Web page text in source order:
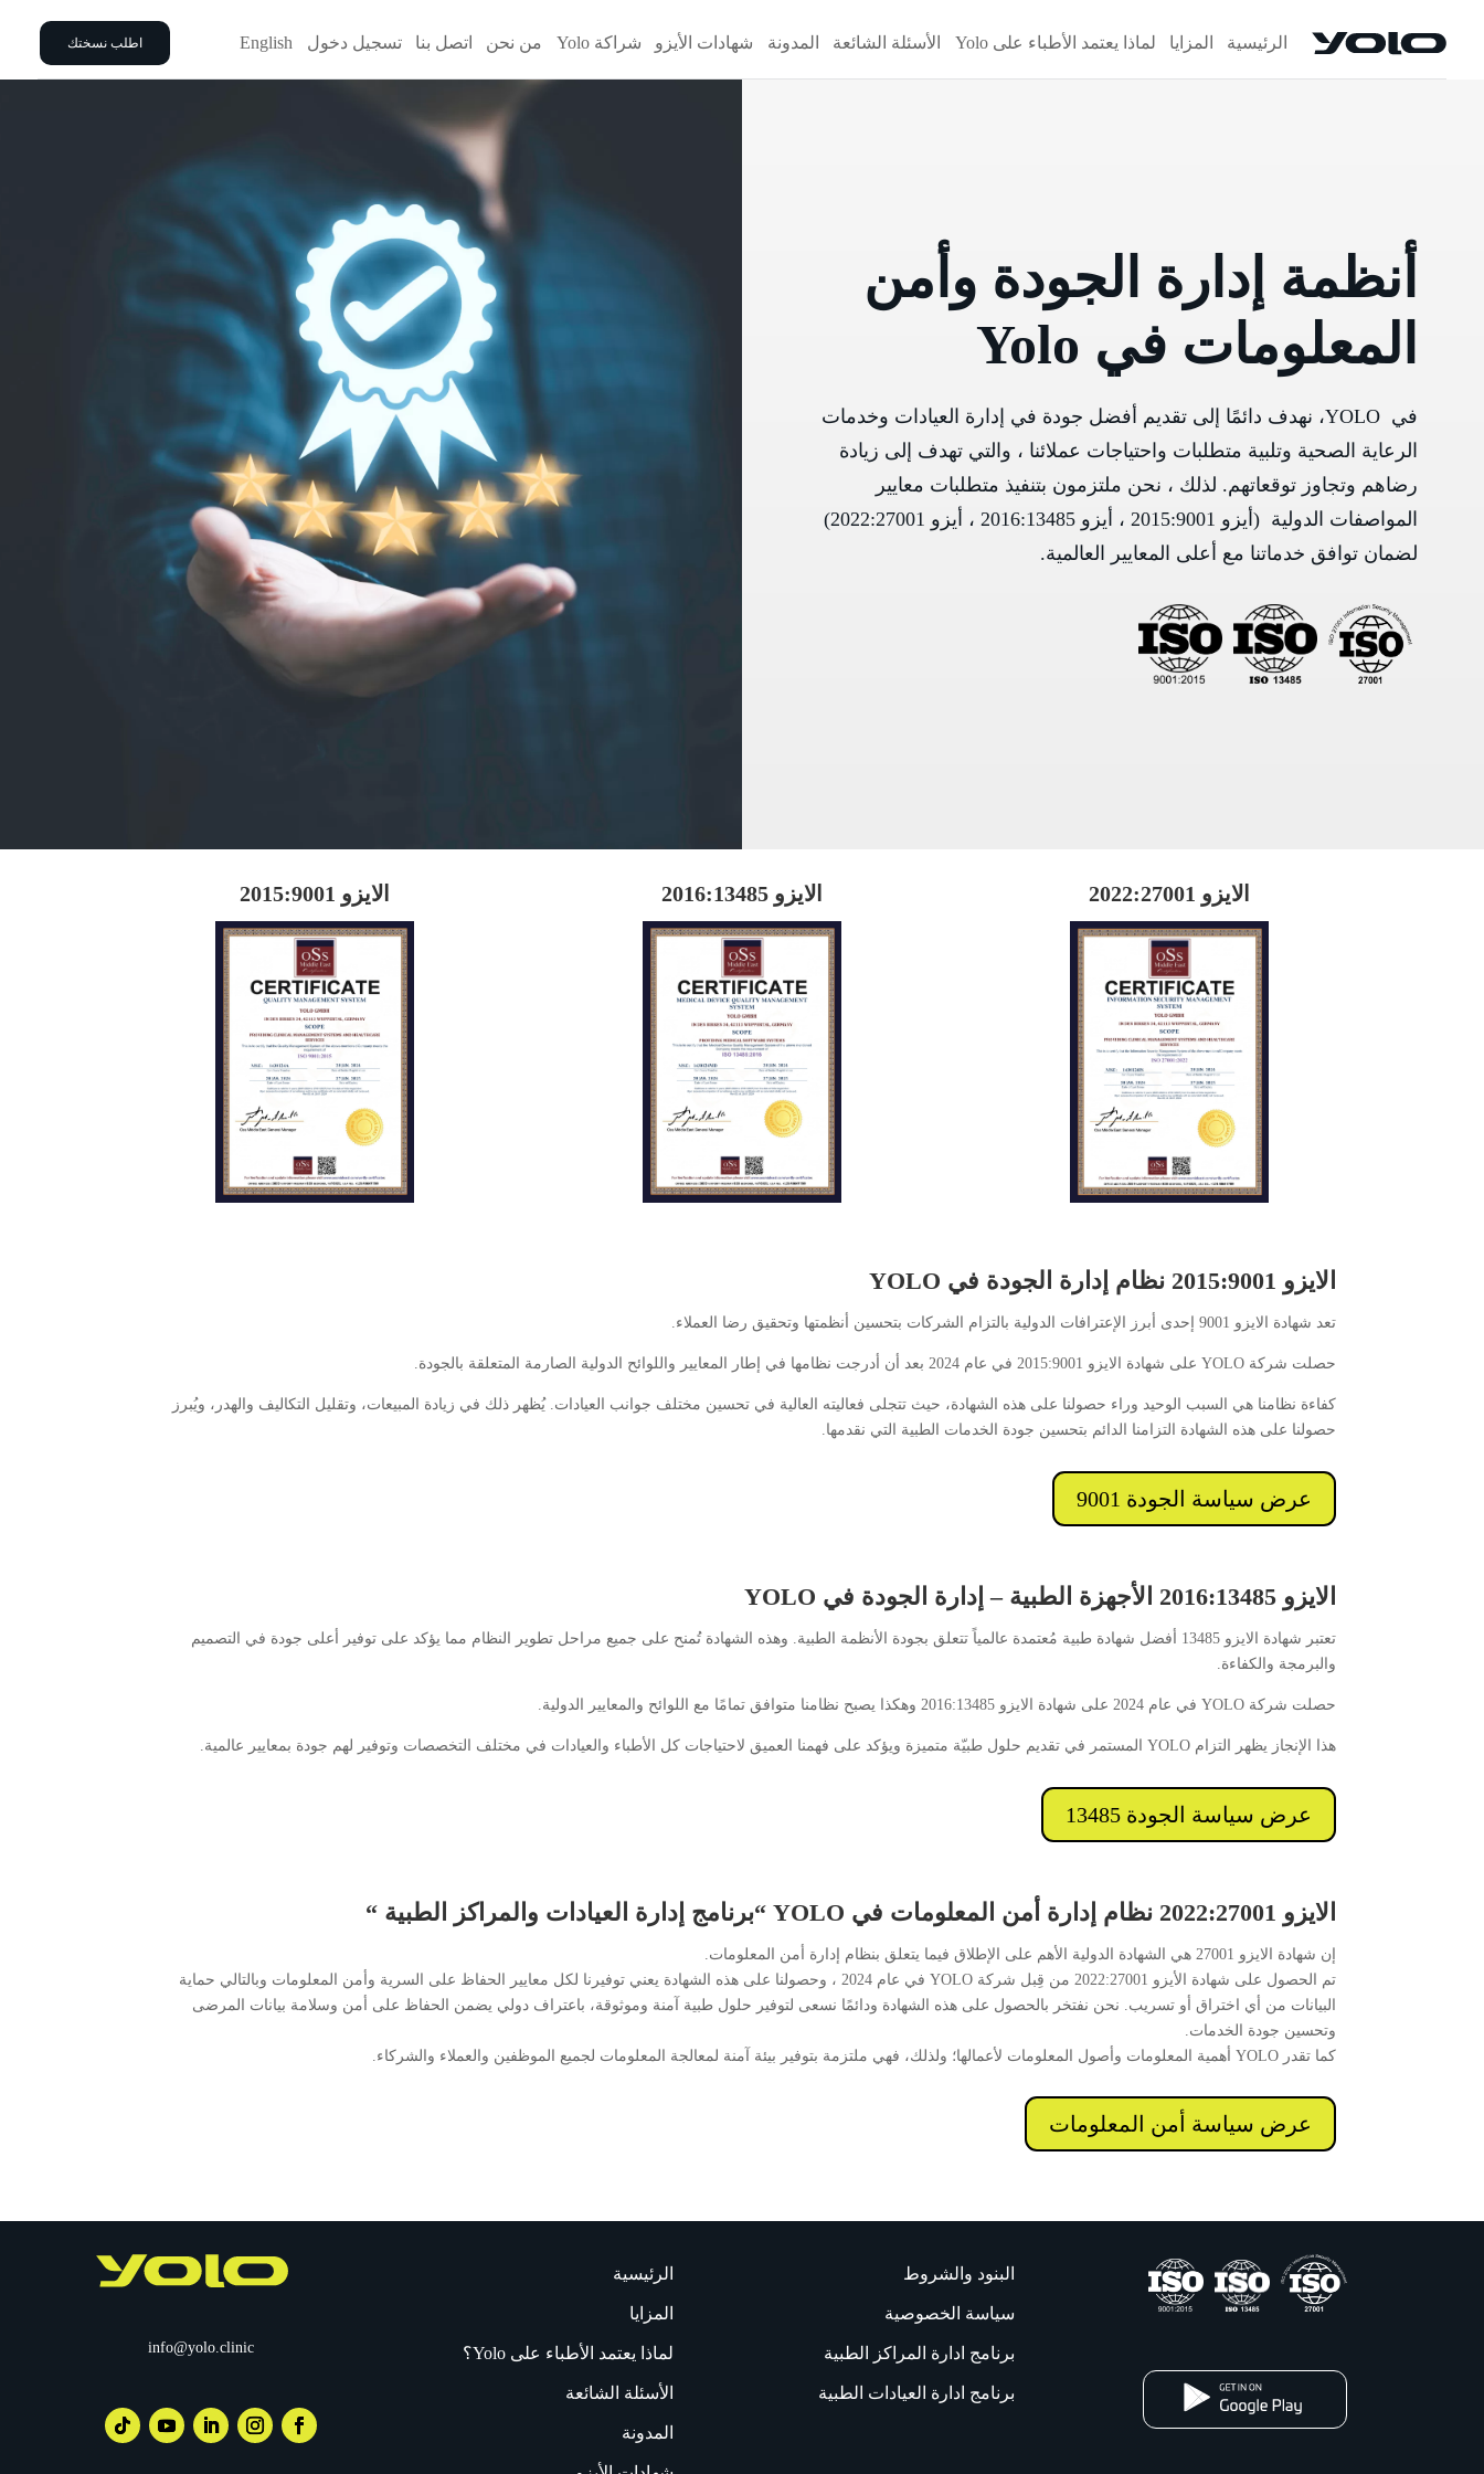
الرئيسية المزايا لماذا يعتمد الأطباء على Yolo الأسئلة الشائعة المدونة شهادات الأيزو شراكة Yolo من نحن اتصل بنا تسجيل دخول English اطلب نسختك
أنظمة إدارة الجودة وأمن
المعلومات في Yolo
في YOLO، نهدف دائمًا إلى تقديم أفضل جودة في إدارة العيادات وخدمات
الرعاية الصحية وتلبية متطلبات واحتياجات عملائنا ، والتي تهدف إلى زيادة
رضاهم وتجاوز توقعاتهم. لذلك ، نحن ملتزمون بتنفيذ متطلبات معايير
المواصفات الدولية (أيزو 2015:9001 ، أيزو 2016:13485 ، أيزو 2022:27001)
لضمان توافق خدماتنا مع أعلى المعايير العالمية.
الايزو 2015:9001 الايزو 2016:13485 الايزو 2022:27001
الايزو 2015:9001 نظام إدارة الجودة في YOLO
تعد شهادة الايزو 9001 إحدى أبرز الإعترافات الدولية بالتزام الشركات بتحسين أنظمتها وتحقيق رضا العملاء.
حصلت شركة YOLO على شهادة الايزو 2015:9001 في عام 2024 بعد أن أدرجت نظامها في إطار المعايير واللوائح الدولية الصارمة المتعلقة بالجودة.
كفاءة نظامنا هي السبب الوحيد وراء حصولنا على هذه الشهادة، حيث تتجلى فعاليته العالية في تحسين مختلف جوانب العيادات. يُظهر ذلك في زيادة المبيعات، وتقليل التكاليف والهدر، ويُبرز
حصولنا على هذه الشهادة التزامنا الدائم بتحسين جودة الخدمات الطبية التي نقدمها.
عرض سياسة الجودة 9001
الايزو 2016:13485 الأجهزة الطبية – إدارة الجودة في YOLO
تعتبر شهادة الايزو 13485 أفضل شهادة طبية مُعتمدة عالمياً تتعلق بجودة الأنظمة الطبية. وهذه الشهادة تُمنح على جميع مراحل تطوير النظام مما يؤكد على توفير أعلى جودة في التصميم
والبرمجة والكفاءة.
حصلت شركة YOLO في عام 2024 على شهادة الايزو 2016:13485 وهكذا يصبح نظامنا متوافق تمامًا مع اللوائح والمعايير الدولية.
هذا الإنجاز يظهر التزام YOLO المستمر في تقديم حلول طبيّة متميزة ويؤكد على فهمنا العميق لاحتياجات كل الأطباء والعيادات في مختلف التخصصات وتوفير لهم جودة بمعايير عالمية.
عرض سياسة الجودة 13485
الايزو 2022:27001 نظام إدارة أمن المعلومات في YOLO “برنامج إدارة العيادات والمراكز الطبية “
إن شهادة الايزو 27001 هي الشهادة الدولية الأهم على الإطلاق فيما يتعلق بنظام إدارة أمن المعلومات.
تم الحصول على شهادة الأيزو 2022:27001 من قِبل شركة YOLO في عام 2024 ، وحصولنا على هذه الشهادة يعني توفيرنا لكل معايير الحفاظ على السرية وأمن المعلومات وبالتالي حماية
البيانات من أي اختراق أو تسريب. نحن نفتخر بالحصول على هذه الشهادة ودائمًا نسعى لتوفير حلول طبية آمنة وموثوقة، باعتراف دولي يضمن الحفاظ على أمن وسلامة بيانات المرضى
وتحسين جودة الخدمات.
كما تقدر YOLO أهمية المعلومات وأصول المعلومات لأعمالها؛ ولذلك، فهي ملتزمة بتوفير بيئة آمنة لمعالجة المعلومات لجميع الموظفين والعملاء والشركاء.
عرض سياسة أمن المعلومات
info@yolo.clinic
الرئيسية
المزايا
لماذا يعتمد الأطباء على Yolo؟
الأسئلة الشائعة
المدونة
البنود والشروط
سياسة الخصوصية
برنامج ادارة المراكز الطبية
برنامج ادارة العيادات الطبية